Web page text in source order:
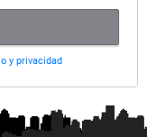
y privacidad